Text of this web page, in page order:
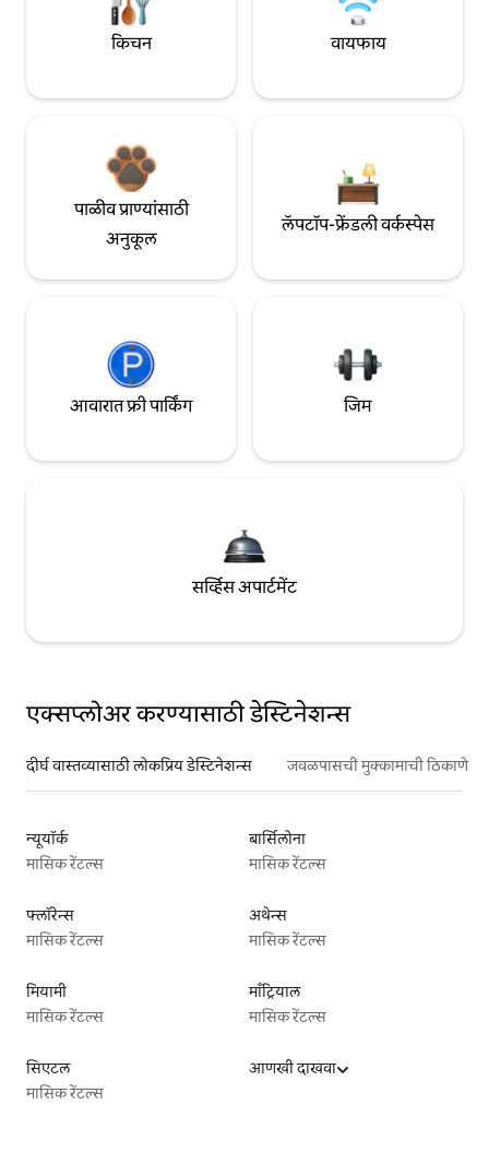
किचन वायफाय
पाळीव प्राण्यांसाठी
अनुकूल
लॅपटॉप-फ्रेंडली वर्कस्पेस
आवारात फ्री पार्किंग जिम
सर्व्हिस अपार्टमेंट
एक्सप्लोअर करण्यासाठी डेस्टिनेशन्स
दीर्घ वास्तव्यासाठी लोकप्रिय डेस्टिनेशन्स जवळपासची मुक्कामाची ठिकाणे
न्यूयॉर्क
मासिक रेंटल्स
बार्सिलोना
मासिक रेंटल्स
फ्लॉरेन्स
मासिक रेंटल्स
अथेन्स
मासिक रेंटल्स
मियामी
मासिक रेंटल्स
माँट्रियाल
मासिक रेंटल्स
सिएटल
मासिक रेंटल्स
आणखी दाखवा